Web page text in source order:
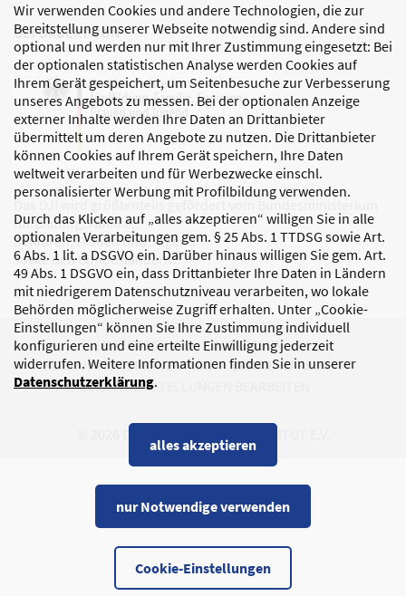
Wir verwenden Cookies und andere Technologien, die zur
Bereitstellung unserer Webseite notwendig sind. Andere sind
optional und werden nur mit Ihrer Zustimmung eingesetzt: Bei
der optionalen statistischen Analyse werden Cookies auf
Ihrem Gerät gespeichert, um Seitenbesuche zur Verbesserung
unseres Angebots zu messen. Bei der optionalen Anzeige
externer Inhalte werden Ihre Daten an Drittanbieter
übermittelt um deren Angebote zu nutzen. Die Drittanbieter
können Cookies auf Ihrem Gerät speichern, Ihre Daten
weltweit verarbeiten und für Werbezwecke einschl.
personalisierter Werbung mit Profilbildung verwenden.
Durch das Klicken auf „alles akzeptieren“ willigen Sie in alle
optionalen Verarbeitungen gem. § 25 Abs. 1 TTDSG sowie Art.
6 Abs. 1 lit. a DSGVO ein. Darüber hinaus willigen Sie gem. Art.
49 Abs. 1 DSGVO ein, dass Drittanbieter Ihre Daten in Ländern
mit niedrigerem Datenschutzniveau verarbeiten, wo lokale
Behörden möglicherweise Zugriff erhalten. Unter „Cookie-
Einstellungen“ können Sie Ihre Zustimmung individuell
konfigurieren und eine erteilte Einwilligung jederzeit
widerrufen. Weitere Informationen finden Sie in unserer
Datenschutzerklärung.
Cookie-Einstellungen
alles akzeptieren
nur Notwendige verwenden
GEFÖRDERT VON
Das DJI wird größtenteils gefördert vom Bundesministerium
für Bildung, Familie,
Senioren, Frauen und Jugend
sowie den Bundesländern.
DATENSCHUTZ
IMPRESSUM
KORRUPTIONSPRÄVENTION
BARRIEREFREIHEIT
COOKIE-EINSTELLUNGEN BEARBEITEN